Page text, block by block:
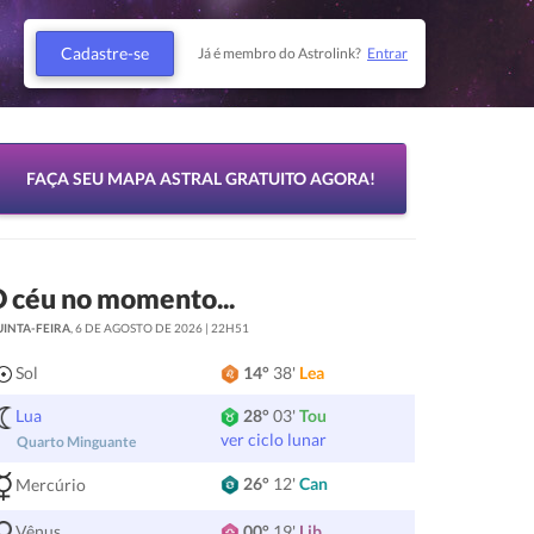
Cadastre-se Já é membro do Astrolink? Entrar
FAÇA SEU MAPA ASTRAL GRATUITO AGORA!
céu no momento...
FEIRA , 6 DE AGOSTO DE 2026 | 22H51
Sol 14° 38' Lea
Lua
Quarto Minguante
28°03'Tou
ver ciclo lunar
Mercúrio 26° 12'Can